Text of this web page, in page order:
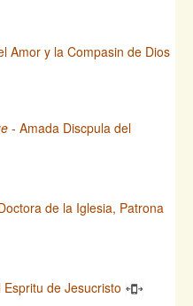
Amor y la Compasin de Dios
- Amada Discpula del
de la Iglesia, Patrona
de Jesucristo